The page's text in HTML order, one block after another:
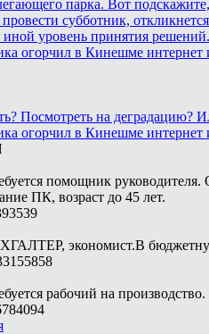
парка. Вот
субботник,
иной уровень принятия решений.
огорчил в Кинешме интернет
Посмотреть на
огорчил в Кинешме интернет
помощник
ПК, возраст до 45 лет.
экономист.В
рабочий на